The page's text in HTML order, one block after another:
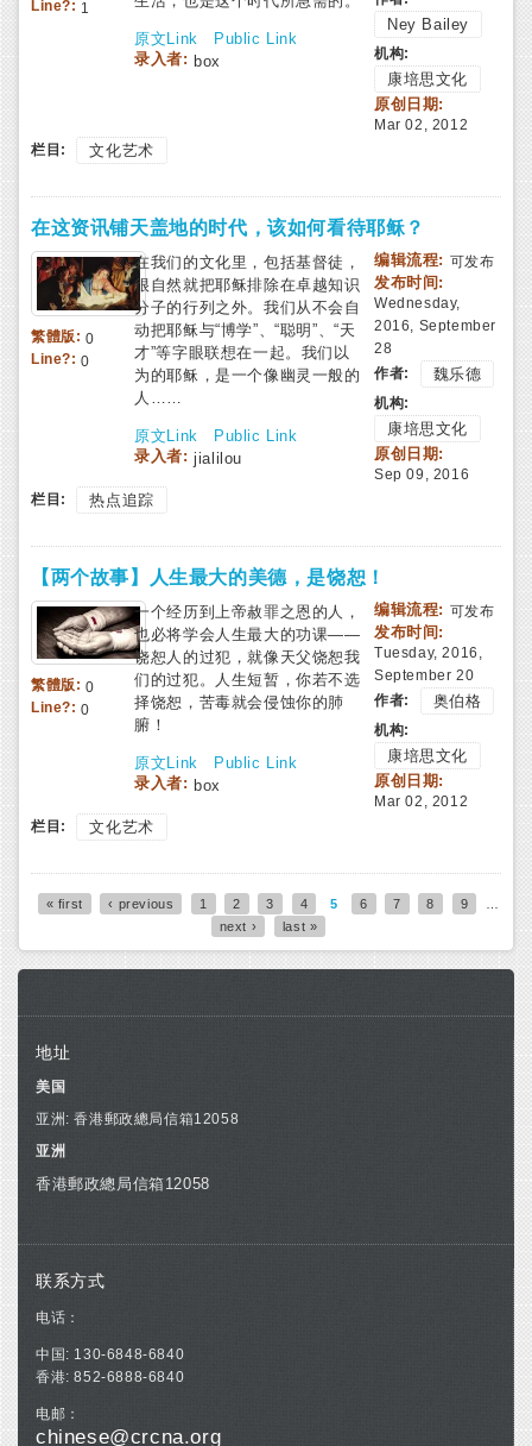
Line?: 1
原文Link
Public Link
录入者:box
Ney Bailey
机构:
康培思文化
原创日期:
Mar 02, 2012
栏目:
文化艺术
在这资讯铺天盖地的时代，该如何看待耶稣？
繁體版: 0
Line?:0
在我们的文化里，包括基督徒，
很自然就把耶稣排除在卓越知识
分子的行列之外。我们从不会自
动把耶稣与“博学”、“聪明”、“天
才”等字眼联想在一起。我们以
为的耶稣，是一个像幽灵一般的
人……
原文Link
Public Link
录入者:jialilou
编辑流程: 可发布
发布时间:
Wednesday,
2016, September
28
作者:
魏乐德
机构:
康培思文化
原创日期:
Sep 09, 2016
栏目:
热点追踪
【两个故事】人生最大的美德，是饶恕！
繁體版: 0
Line?:0
一个经历到上帝赦罪之恩的人，
也必将学会人生最大的功课——
饶恕人的过犯，就像天父饶恕我
们的过犯。人生短暂，你若不选
择饶恕，苦毒就会侵蚀你的肺
腑！
原文Link
Public Link
录入者:box
编辑流程: 可发布
发布时间:
Tuesday, 2016,
September 20
作者:
奥伯格
机构:
康培思文化
原创日期:
Mar 02, 2012
栏目:
文化艺术
Pages
« first ‹ previous 1 2 3 4 5 6 7 8 9
next ›
last »
地址
美国
亚洲: 香港郵政總局信箱12058
亚洲
香港郵政總局信箱12058
联系方式
电话：
中国: 130-6848-6840
香港: 852-6888-6840
电邮：
chinese@crcna.org